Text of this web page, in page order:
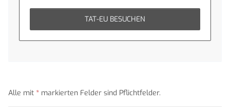
TAT-EU BESUCHEN
Alle mit * markierten Felder sind Pflichtfelder.